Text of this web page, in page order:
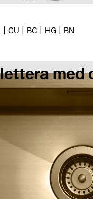
CU BC HG BN
med